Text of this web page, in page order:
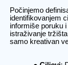
Počinjemo
identifikovanjem
informiše poruku
istraživanje
samo kreativan